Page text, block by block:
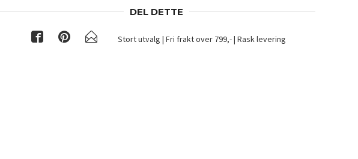
DEL DETTE
Stort utvalg | Fri frakt over 799,- | Rask levering